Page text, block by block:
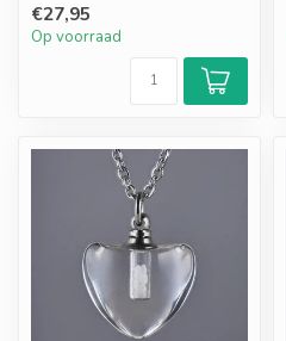
€27,95
Op voorraad